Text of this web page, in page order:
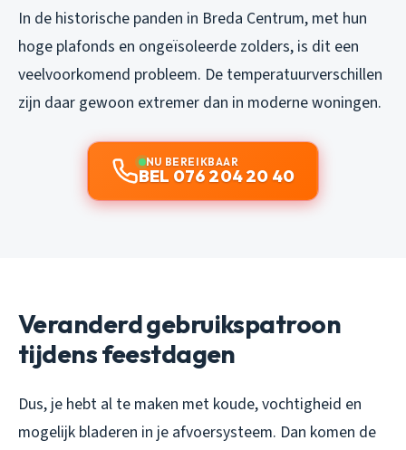
In de historische panden in Breda Centrum, met hun
hoge plafonds en ongeïsoleerde zolders, is dit een
veelvoorkomend probleem. De temperatuurverschillen
zijn daar gewoon extremer dan in moderne woningen.
NU BEREIKBAAR
BEL 076 204 20 40
Veranderd gebruikspatroon
tijdens feestdagen
Dus, je hebt al te maken met koude, vochtigheid en
mogelijk bladeren in je afvoersysteem. Dan komen de